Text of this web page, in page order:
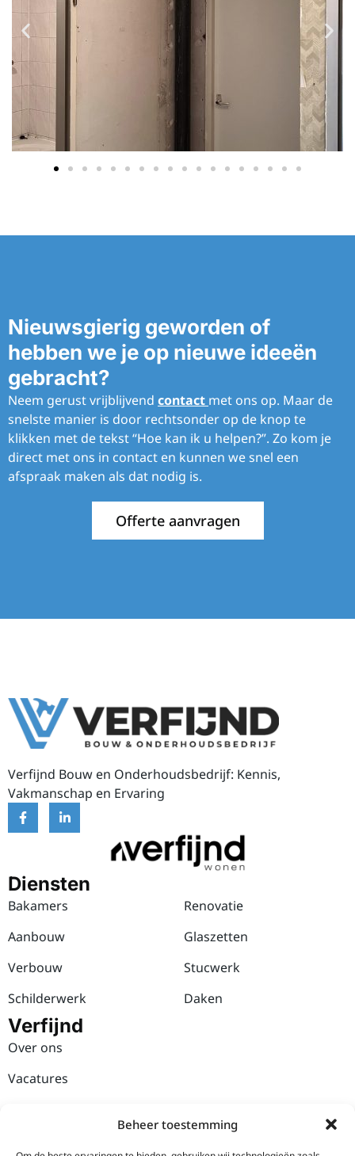
Beheer toestemming
Nieuwsgierig geworden of
hebben we je op nieuwe ideeën
gebracht?
Neem gerust vrijblijvend contact met ons op. Maar de
snelste manier is door rechtsonder op de knop te
klikken met de tekst “Hoe kan ik u helpen?”. Zo kom je
direct met ons in contact en kunnen we snel een
afspraak maken als dat nodig is.
Offerte aanvragen
Verfijnd Bouw en Onderhoudsbedrijf: Kennis,
Vakmanschap en Ervaring
Diensten
Bakamers
Aanbouw
Verbouw
Schilderwerk
Renovatie
Glaszetten
Stucwerk
Daken
Verfijnd
Over ons
Vacatures